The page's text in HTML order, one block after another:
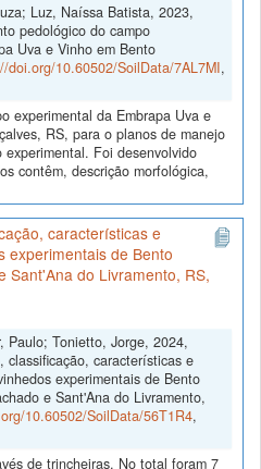
Luz, Naíssa Batista, 2023,
pedológico do campo
Uva e Vinho em Bento
doi.org/10.60502/SoilData/7AL7MI,
experimental da Embrapa Uva e
RS, para o planos de manejo
Foi desenvolvido
contêm, descrição morfológica,
características e
experimentais de Bento
Sant'Ana do Livramento, RS,
Paulo; Tonietto, Jorge, 2024,
classificação, características e
experimentais de Bento
e Sant'Ana do Livramento,
10.60502/SoilData/56T1R4,
de trincheiras. No total foram 7